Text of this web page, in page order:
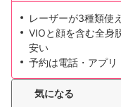
レーザーが3種類使
VIOと顔を含む全身
安い
予約は電話・アプリ
気になる